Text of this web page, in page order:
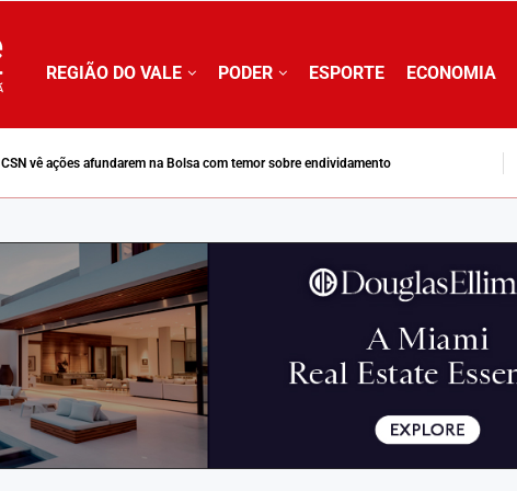
REGIÃO DO VALE PODER ESPORTE ECONOMIA
Fábrica da INB move ciclo do combustível nuclear